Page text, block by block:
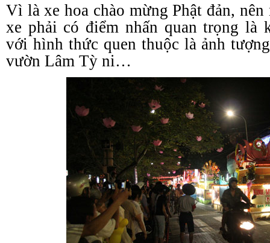
Vì là xe hoa chào mừng Phật đản,
xe phải có điểm nhấn quan trọng là
với hình thức quen thuộc là ảnh
vườn Lâm Tỳ ni…